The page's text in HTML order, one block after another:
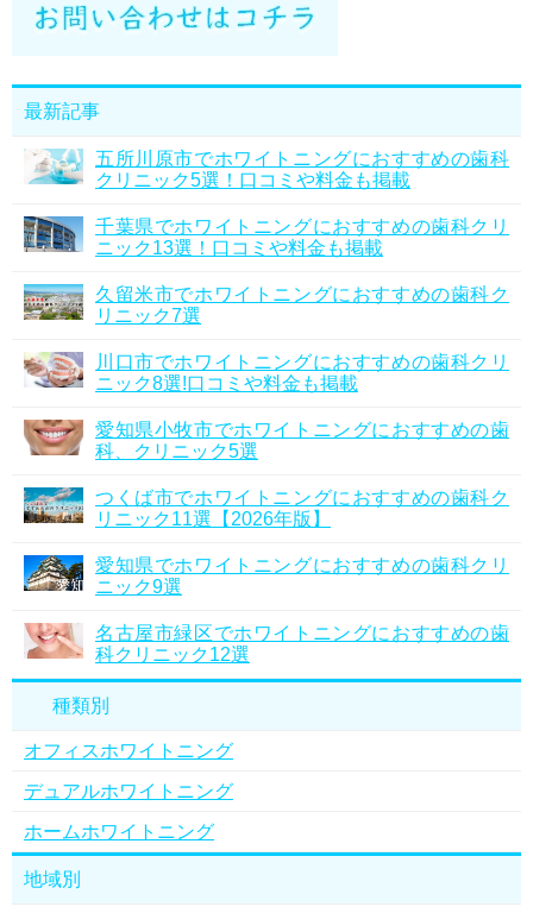
最新記事
五所川原市でホワイトニングにおすすめの歯科
クリニック5選！口コミや料金も掲載
千葉県でホワイトニングにおすすめの歯科クリ
ニック13選！口コミや料金も掲載
久留米市でホワイトニングにおすすめの歯科ク
リニック7選
川口市でホワイトニングにおすすめの歯科クリ
ニック8選!口コミや料金も掲載
愛知県小牧市でホワイトニングにおすすめの歯
科、クリニック5選
つくば市でホワイトニングにおすすめの歯科ク
リニック11選【2026年版】
愛知県でホワイトニングにおすすめの歯科クリ
ニック9選
名古屋市緑区でホワイトニングにおすすめの歯
科クリニック12選
種類別
オフィスホワイトニング
デュアルホワイトニング
ホームホワイトニング
地域別